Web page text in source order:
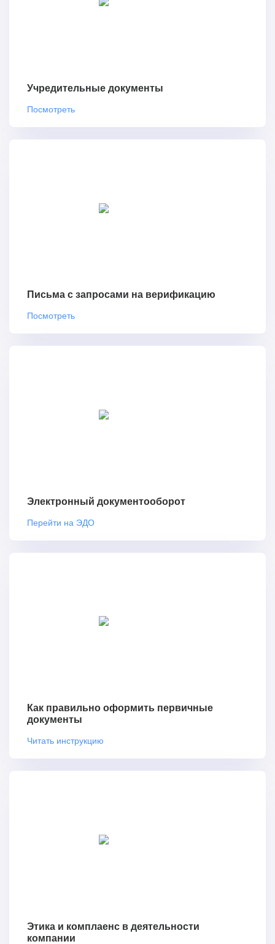
Учредительные документы
Посмотреть
Письма с запросами на верификацию
Посмотреть
Электронный документооборот
Перейти на ЭДО
Как правильно оформить первичные
документы
Читать инструкцию
Этика и комплаенс в деятельности
компании